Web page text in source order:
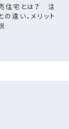
住宅とは？ 注文
の違い、メリットや